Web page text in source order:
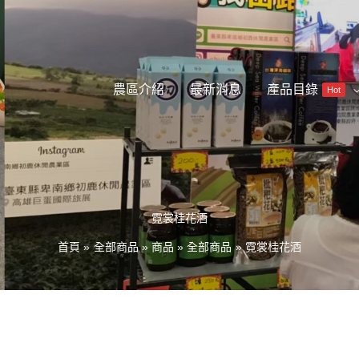
農區介紹 最新消息 產品目錄 Hot
霓裳桂花酒
首頁 全部商品 商品 全部商品 霓裳桂花酒